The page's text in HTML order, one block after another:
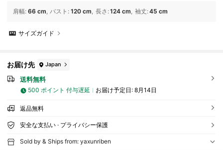
肩幅: 66 cm バスト : 120 cm 長さ :124 cm 袖丈:45 cm
サイズガイド
お届け先 Japan
送料無料
500 ポイント 付与遅延 お届け予定日: 8月14日
返品無料
安全な支払い · プライバシー保護
Sold by & Ships from: yaxunriben